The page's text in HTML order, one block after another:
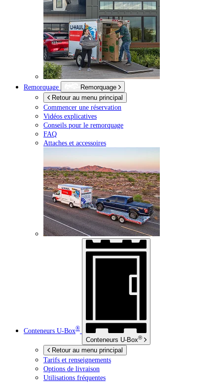
Remorquage
Remorquage
Retour au menu principal
Commencer une réservation
Vidéos explicatives
Conseils pour le remorquage
FAQ
Attaches et accessoires
Conteneurs U-Box®
Conteneurs U-Box®
Retour au menu principal
Tarifs et renseignements
Options de livraison
Utilisations fréquentes